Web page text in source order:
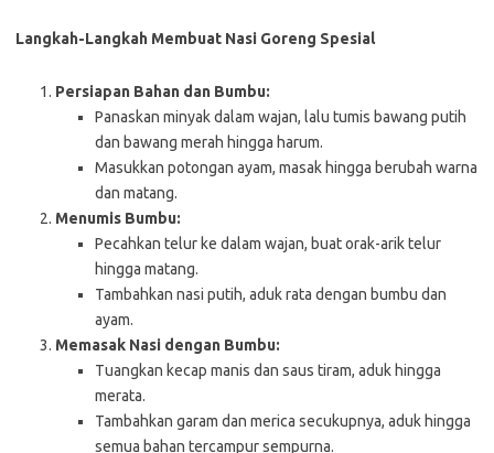
Langkah-Langkah Membuat Nasi Goreng Spesial
Persiapan Bahan dan Bumbu:
Panaskan minyak dalam wajan, lalu tumis bawang putih
dan bawang merah hingga harum.
Masukkan potongan ayam, masak hingga berubah warna
dan matang.
Menumis Bumbu:
Pecahkan telur ke dalam wajan, buat orak-arik telur
hingga matang.
Tambahkan nasi putih, aduk rata dengan bumbu dan
ayam.
Memasak Nasi dengan Bumbu:
Tuangkan kecap manis dan saus tiram, aduk hingga
merata.
Tambahkan garam dan merica secukupnya, aduk hingga
semua bahan tercampur sempurna.